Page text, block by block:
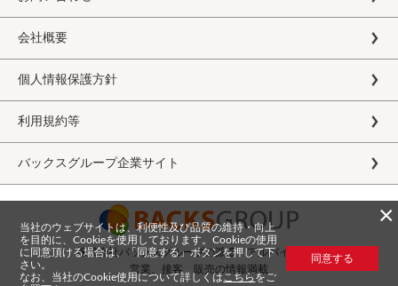
会社概要
個人情報保護方針
利用規約等
バックスグループ企業サイト
株式会社バックスグループの派遣・アルバイト求人
営業、接客、販売の情報満載
×
当社のウェブサイトは、利便性及び品質の維持・向上
を目的に、Cookieを使用しております。Cookieの使用
に同意頂ける場合は、「同意する」ボタンを押して下
さい。
なお、当社のCookie使用について詳しくは こちらをご
同意する